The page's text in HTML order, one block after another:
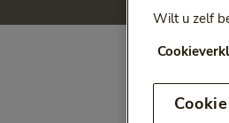
Wilt u zelf